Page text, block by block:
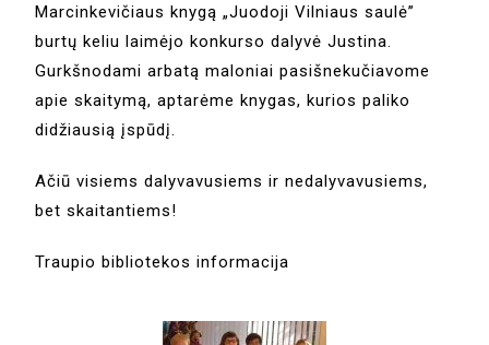
Marcinkevičiaus knygą „Juodoji Vilniaus saulė”
burtų keliu laimėjo konkurso dalyvė Justina.
Gurkšnodami arbatą maloniai pasišnekučiavome
apie skaitymą, aptarėme knygas, kurios paliko
didžiausią įspūdį.
Ačiū visiems dalyvavusiems ir nedalyvavusiems,
bet skaitantiems!
Traupio bibliotekos informacija